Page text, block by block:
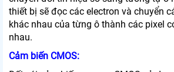
thiết bị sẽ đọc các electron và chuyển
khác nhau của từng ô thành các pixel
nhau.
Cảm biến CMOS: